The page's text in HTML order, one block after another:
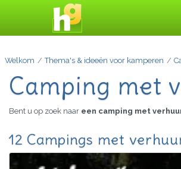
Welkom Thema's & ideeën voor kamperen
Camping met
Bent u op zoek naar een camping met
12 Campings met